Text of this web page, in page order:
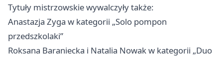
Tytuły mistrzowskie wywalczyły także:
Anastazja Zyga w kategorii „Solo pompon
przedszkolaki”
Roksana Baraniecka i Natalia Nowak w kategorii „Duo